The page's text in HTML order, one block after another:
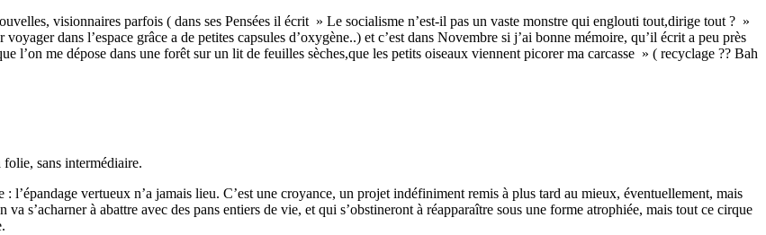
visionnaires parfois ( dans ses Pensées il écrit » Le socialisme n’est-il pas un vaste monstre qui englouti tout,dirige tout ? »
dans l’espace grâce a de petites capsules d’oxygène..) et c’est dans Novembre si j’ai bonne mémoire, qu’il écrit a peu près
l’on me dépose dans une forêt sur un lit de feuilles sèches,que les petits oiseaux viennent picorer ma carcasse » ( recyclage ?? Bah
sans intermédiaire.
l’épandage vertueux n’a jamais lieu. C’est une croyance, un projet indéfiniment remis à plus tard au mieux, éventuellement, mais
s’acharner à abattre avec des pans entiers de vie, et qui s’obstineront à réapparaître sous une forme atrophiée, mais tout ce cirque